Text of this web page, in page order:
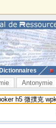
Dictionnaires
Antonymie